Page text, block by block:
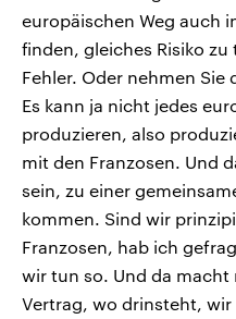
europäischen Weg auch
finden, gleiches Risiko
Fehler. Oder nehmen
Es kann ja nicht jedes
produzieren, also
mit den Franzosen. Und
sein, zu einer
kommen. Sind wir
Franzosen, hab ich
wir tun so. Und da macht
Vertrag, wo drinsteht,